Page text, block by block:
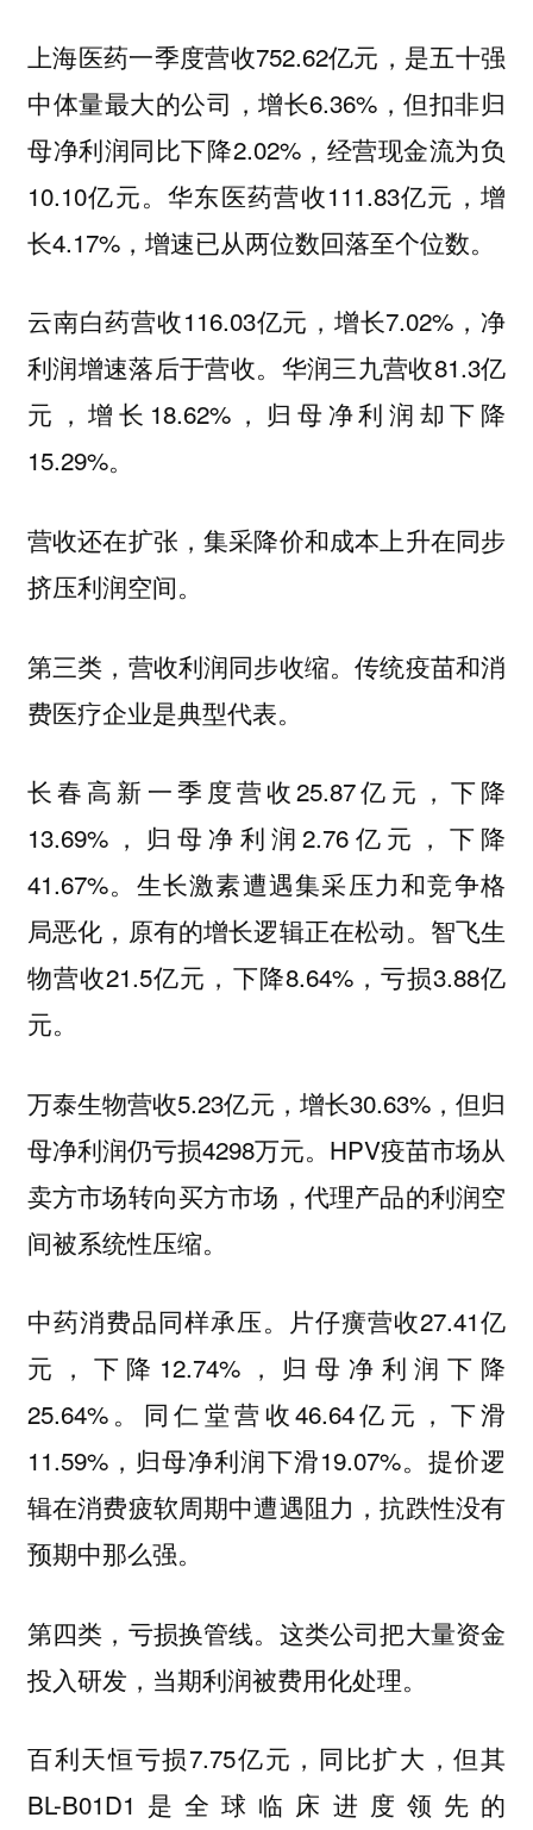
上海医药一季度营收752.62亿元，是五十强
中体量最大的公司，增长6.36%，但扣非归
母净利润同比下降2.02%，经营现金流为负
10.10亿元。华东医药营收111.83亿元，增
长4.17%，增速已从两位数回落至个位数。
云南白药营收116.03亿元，增长7.02%，净
利润增速落后于营收。华润三九营收81.3亿
元，增长18.62%，归母净利润却下降
15.29%。
营收还在扩张，集采降价和成本上升在同步
挤压利润空间。
第三类，营收利润同步收缩。传统疫苗和消
费医疗企业是典型代表。
长春高新一季度营收25.87亿元，下降
13.69%，归母净利润2.76亿元，下降
41.67%。生长激素遭遇集采压力和竞争格
局恶化，原有的增长逻辑正在松动。智飞生
物营收21.5亿元，下降8.64%，亏损3.88亿
元。
万泰生物营收5.23亿元，增长30.63%，但归
母净利润仍亏损4298万元。HPV疫苗市场从
卖方市场转向买方市场，代理产品的利润空
间被系统性压缩。
中药消费品同样承压。片仔癀营收27.41亿
元，下降12.74%，归母净利润下降
25.64%。同仁堂营收46.64亿元，下滑
11.59%，归母净利润下滑19.07%。提价逻
辑在消费疲软周期中遭遇阻力，抗跌性没有
预期中那么强。
第四类，亏损换管线。这类公司把大量资金
投入研发，当期利润被费用化处理。
百利天恒亏损7.75亿元，同比扩大，但其
BL-B01D1是全球临床进度领先的